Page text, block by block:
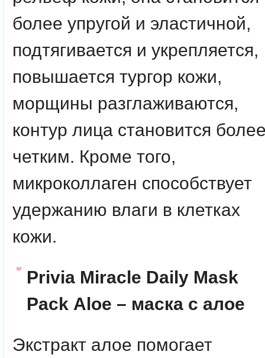
более упругой и эластичной,
подтягивается и укрепляется,
повышается тургор кожи,
морщины разглаживаются,
контур лица становится
четким. Кроме того,
микроколлаген способствует
удержанию влаги в клетках
кожи.
Privia Miracle Daily Mask
Pack Aloe – маска с алое
Экстракт алое помогает